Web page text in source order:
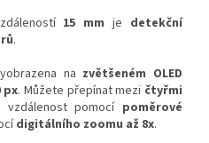
15 mm je detekční
.
na zvětšeném OLED
px. Můžete přepínat mezi čtyřmi
pomocí poměrové
digitálního zoomu až 8x.